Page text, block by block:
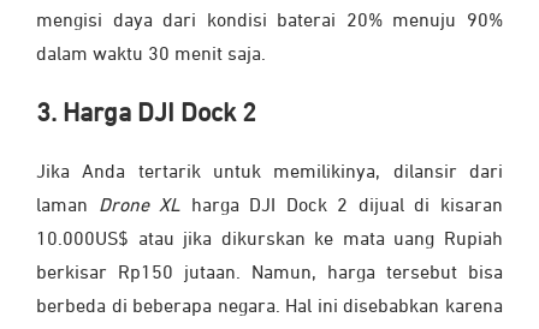
mengisi daya dari kondisi baterai 20% menuju 90%
dalam waktu 30 menit saja.
3. Harga DJI Dock 2
Jika Anda tertarik untuk memilikinya, dilansir dari
laman Drone XL harga DJI Dock 2 dijual di kisaran
10.000US$ atau jika dikurskan ke mata uang Rupiah
berkisar Rp150 jutaan. Namun, harga tersebut bisa
berbeda di beberapa negara. Hal ini disebabkan karena